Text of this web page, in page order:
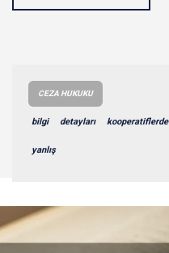
CEZA HUKUKU
bilgi detayları kooperatiflerde
yanlış